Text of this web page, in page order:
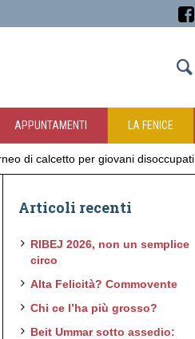
APPUNTAMENTI LA FENICE
di calcetto per giovani disoccupati
Articoli recenti
RIBEJ 2026, non un semplice
circo
Alta Felicità? Commovente
Chi ce l’ha più grosso?
Beit Ummar sotto assedio: